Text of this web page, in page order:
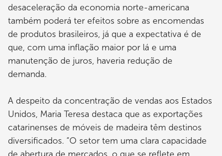
desaceleração da economia norte-americana
também poderá ter efeitos sobre as encomendas
de produtos brasileiros, já que a expectativa é de
que, com uma inflação maior por lá e uma
manutenção de juros, haveria redução de
demanda.
A despeito da concentração de vendas aos Estados
Unidos, Maria Teresa destaca que as exportações
catarinenses de móveis de madeira têm destinos
diversificados. “O setor tem uma clara capacidade